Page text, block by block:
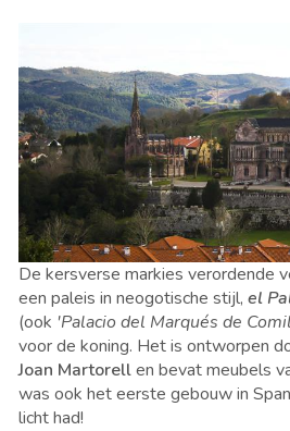
De kersverse markies verordende
een paleis in neogotische stijl, el
(ook 'Palacio del Marqués de
voor de koning. Het is ontworpen
Joan Martorellen bevat meubels
was ook het eerste gebouw in
licht had!